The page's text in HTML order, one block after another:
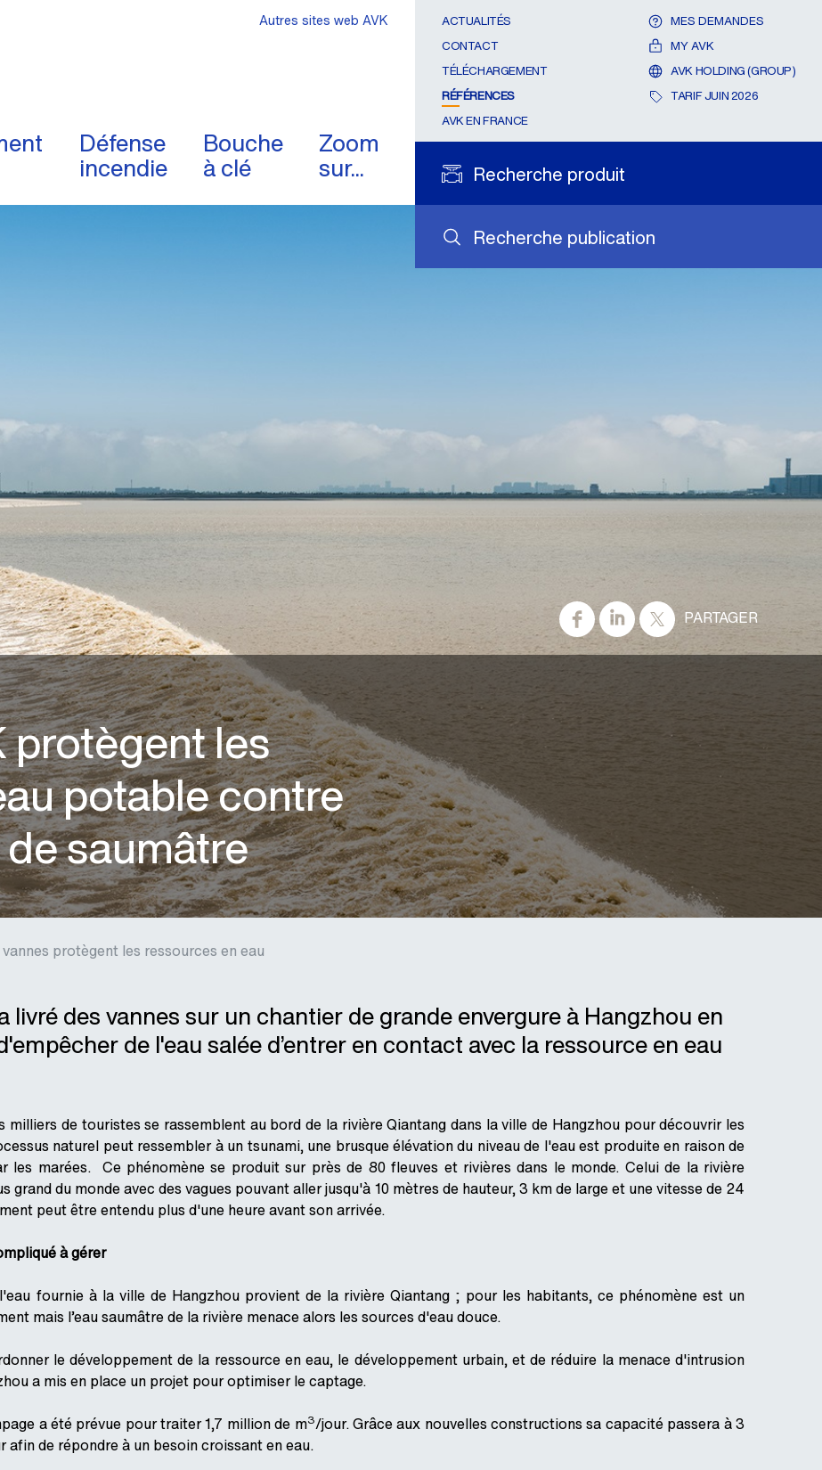
Défense
incendie
Bouche
à clé
Zoom
sur...
Recherche publication
Recherche produit
ACTUALITÉS
CONTACT
TÉLÉCHARGEMENT
RÉFÉRENCES
AVK EN FRANCE
MES DEMANDES
MY AVK
AVK HOLDING (GROUP)
TARIF JUIN 2026
Autres sites web AVK
protègent les ressources en eau
PARTAGER
protègent les
potable contre
saumâtre
livré des vannes sur un chantier de grande envergure à Hangzhou en
de l'eau salée d’entrer en contact avec la ressource en eau
milliers de touristes se rassemblent au bord de la rivière Qiantang dans la ville de Hangzhou pour découvrir les
naturel peut ressembler à un tsunami, une brusque élévation du niveau de l'eau est produite en raison de
les marées. Ce phénomène se produit sur près de 80 fleuves et rivières dans le monde. Celui de la rivière
grand du monde avec des vagues pouvant aller jusqu'à 10 mètres de hauteur, 3 km de large et une vitesse de 24
peut être entendu plus d'une heure avant son arrivée.
à gérer
fournie à la ville de Hangzhou provient de la rivière Qiantang ; pour les habitants, ce phénomène est un
mais l’eau saumâtre de la rivière menace alors les sources d'eau douce.
le développement de la ressource en eau, le développement urbain, et de réduire la menace d'intrusion
a mis en place un projet pour optimiser le captage.
a été prévue pour traiter 1,7 million de m3/jour. Grâce aux nouvelles constructions sa capacité passera à 3
afin de répondre à un besoin croissant en eau.